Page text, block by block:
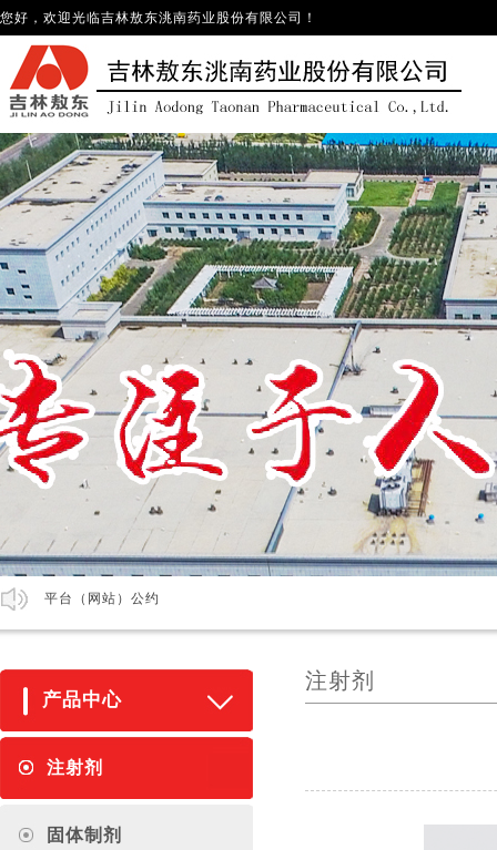
您好，欢迎光临吉林敖东洮南药业股份有限公司 ！
平台（网站）公约
产品中心
注射剂
固体制剂
注射剂